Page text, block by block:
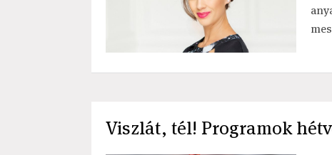
Viszlát, tél! Programok